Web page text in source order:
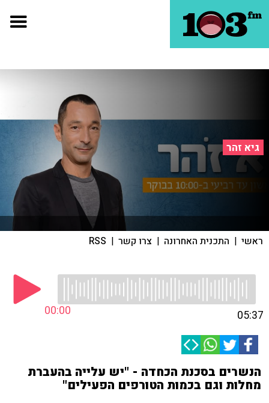
גיא זהר
ראשי | התכנית האחרונה | צרו קשר |
RSS
00:00 05:37
הנשרים בסכנת הכחדה - "יש עלייה בהעברת
מחלות וגם בכמות הטורפים הפעילים"